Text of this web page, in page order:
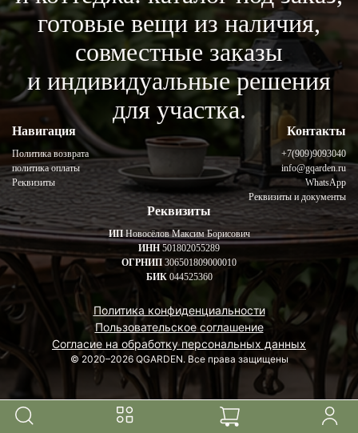
готовые вещи из наличия,
совместные заказы
и индивидуальные решения
для участка.
Навигация
Политика возврата
политика оплаты
Реквизиты
Контакты
+7(909)9093040
info@gqarden.ru
WhatsApp
Реквизиты и документы
Реквизиты
ИПНовосёлов Максим Борисович
ИНН501802055289
ОГРНИП 306501809000010
БИК044525360
© 2020–2026 QGARDEN. Все права защищены
Политика конфиденциальности
Пользовательское соглашение
Согласие на обработку персональных данных